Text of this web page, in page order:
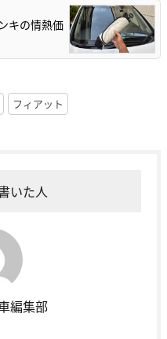
キの情熱価
フィアット
いた人
編集部